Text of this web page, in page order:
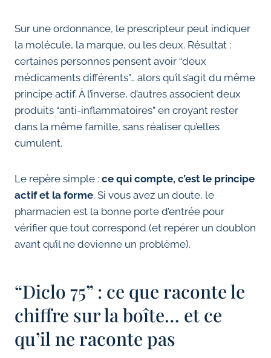
Sur une ordonnance, le prescripteur peut indiquer
la molécule, la marque, ou les deux. Résultat :
certaines personnes pensent avoir “deux
médicaments différents”… alors qu’il s’agit du même
principe actif. À l’inverse, d’autres associent deux
produits “anti-inflammatoires” en croyant rester
dans la même famille, sans réaliser qu’elles
cumulent.
Le repère simple : ce qui compte, c’est le principe
actif et la forme. Si vous avez un doute, le
pharmacien est la bonne porte d’entrée pour
vérifier que tout correspond (et repérer un doublon
avant qu’il ne devienne un problème).
“Diclo 75” : ce que raconte le
chiffre sur la boîte… et ce
qu’il ne raconte pas